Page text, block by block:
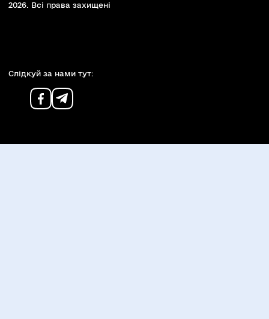
2026. Всi права захищенi
Слiдкуй за нами тут: